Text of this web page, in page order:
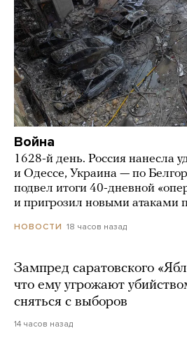
Война
1628-й день. Россия нанесла
и Одессе, Украина — по
подвел итоги 40-дневной
и пригрозил новыми атаками
НОВОСТИ 18 часов назад
Зампред саратовского
что ему угрожают
сняться с выборов
14 часов назад